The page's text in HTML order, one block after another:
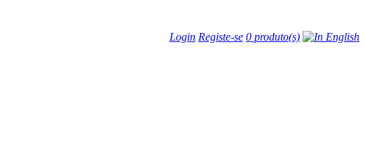
Login Registe-se 0 produto(s)